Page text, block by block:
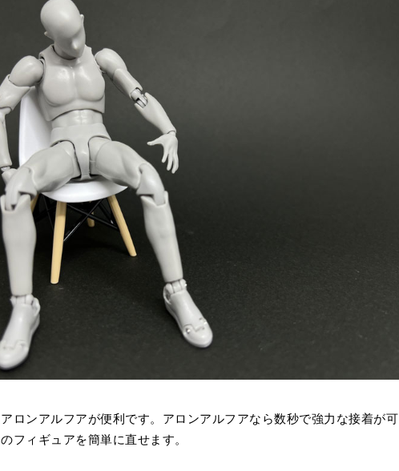
ロンアルフアが便利です。アロンアルフアなら数秒で強力な接着が可
フィギュアを簡単に直せます。